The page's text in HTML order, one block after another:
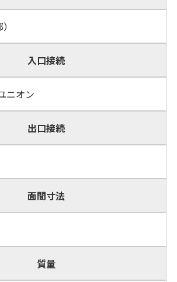
入口接続
ニオン
出口接続
面間寸法
質量